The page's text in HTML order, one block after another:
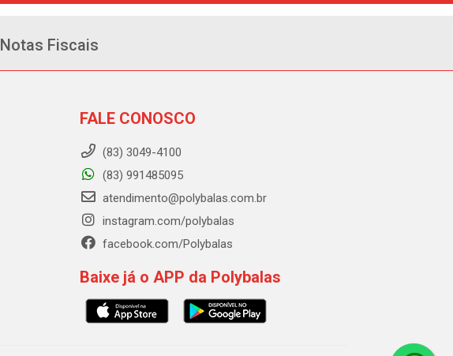
Notas Fiscais
FALE CONOSCO
(83) 3049-4100
(83) 991485095
atendimento@polybalas.com.br
instagram.com/polybalas
facebook.com/Polybalas
Baixe já o APP da Polybalas